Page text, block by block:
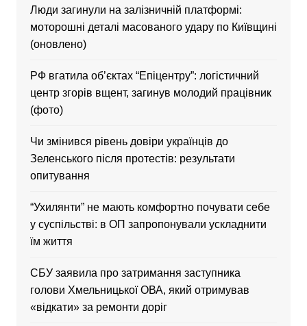
Люди загинули на залізничній платформі:
моторошні деталі масованого удару по Київщині
(оновлено)
РФ вгатила об’єктах “Епіцентру”: логістичний
центр згорів вщент, загинув молодий працівник
(фото)
Чи змінився рівень довіри українців до
Зеленського після протестів: результати
опитування
“Ухилянти” не мають комфортно почувати себе
у суспільстві: в ОП запропонували ускладнити
їм життя
CБУ заявила про затримання заступника
голови Хмельницької ОВА, який отримував
«відкати» за ремонти доріг